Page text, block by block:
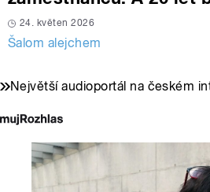
24. květen 2026
Šalom alejchem
Největší audioportál na českém